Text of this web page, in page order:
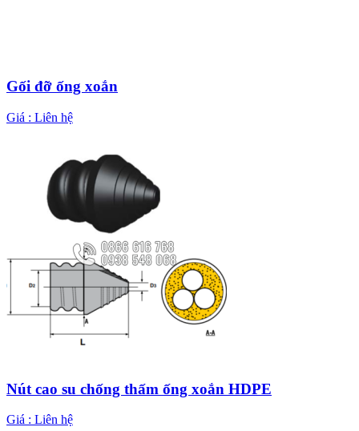
Gối đỡ ống xoắn
Giá : Liên hệ
Nút cao su chống thấm ống xoắn HDPE
Giá : Liên hệ